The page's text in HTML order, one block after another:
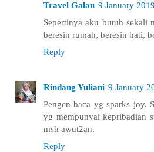
Travel Galau 9 January
Sepertinya aku butuh sekali
beresin rumah, beresin hati,
Reply
Rindang Yuliani 9 January
Pengen baca yg sparks joy.
yg mempunyai kepribadian
msh awut2an.
Reply